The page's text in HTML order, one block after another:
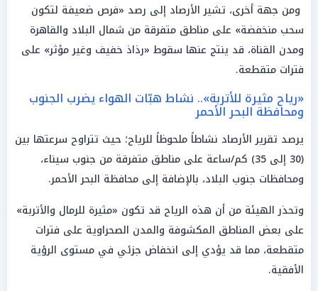
ومن جهة أخرى، تشير الأرصاد إلى رصد «فرص ضعيفة لتكون
سحب منخفضة» على مناطق متفرقة من شمال البلاد والقاهرة
ومدن القناة، قد ينتج عنها سقوط «رذاذ خفيف وغير مؤثر» على
فترات متقطعة.
«رياح مثيرة للأتربة».. نشاط هبّات الهواء يضرب الجنوب
ومحافظة البحر الأحمر
يرصد تقرير الأرصاد نشاطاً ملحوظاً للرياح؛ حيث تتراوح سرعتها بين
(30 إلى 35) كم/ساعة على مناطق متفرقة من جنوب سيناء،
ومحافظات جنوب البلاد، بالإضافة إلى محافظة البحر الأحمر.
وتحذر الهيئة من أن هذه الرياح قد تكون «مثيرة للرمال والأتربة»
على بعض المناطق المكشوفة والمدن الصحراوية على فترات
متقطعة، مما قد يؤدي إلى انخفاض جزئي في مستوى الرؤية
الأفقية.